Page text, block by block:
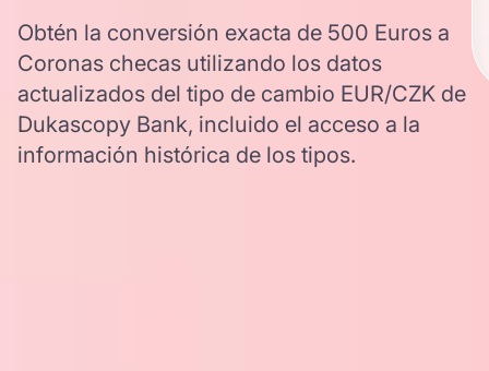
Obtén la conversión exacta de 500 Euros a
Coronas checas utilizando los datos
actualizados del tipo de cambio EUR/CZK de
Dukascopy Bank, incluido el acceso a la
información histórica de los tipos.